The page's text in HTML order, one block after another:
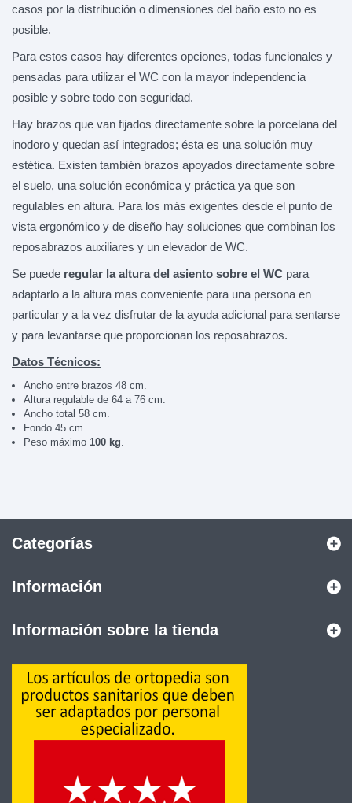
casos por la distribución o dimensiones del baño esto no es
posible.
Para estos casos hay diferentes opciones, todas funcionales y
pensadas para utilizar el WC con la mayor independencia
posible y sobre todo con seguridad.
Hay brazos que van fijados directamente sobre la porcelana del
inodoro y quedan así integrados; ésta es una solución muy
estética. Existen también brazos apoyados directamente sobre
el suelo, una solución económica y práctica ya que son
regulables en altura. Para los más exigentes desde el punto de
vista ergonómico y de diseño hay soluciones que combinan los
reposabrazos auxiliares y un elevador de WC.
Se puede regular la altura del asiento sobre el WC para
adaptarlo a la altura mas conveniente para una persona en
particular y a la vez disfrutar de la ayuda adicional para sentarse
y para levantarse que proporcionan los reposabrazos.
Datos Técnicos:
Ancho entre brazos 48 cm.
Altura regulable de 64 a 76 cm.
Ancho total 58 cm.
Fondo 45 cm.
Peso máximo 100 kg.
Categorías
Información
Información sobre la tienda